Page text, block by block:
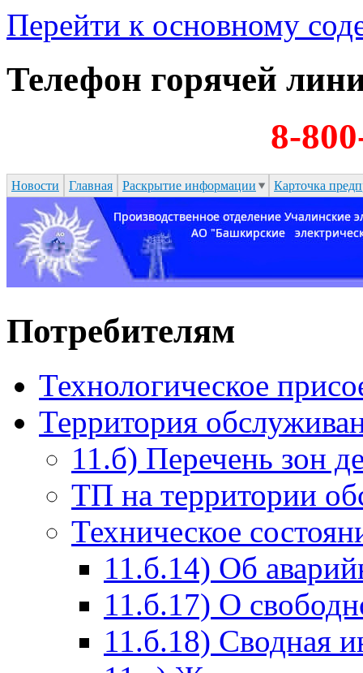
Перейти к основному
Телефон горячей
8-
Новости Главная Раскрытие информации Карточка
Потребителям
Технологическое
Территория
11.б) Перечень зон
ТП на территории
Техническое
11.б.14) Об
11.б.17) О
11.б.18) Сводная